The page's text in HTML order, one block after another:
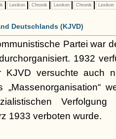
Lexikon Chronik Lexikon Chronik Lexikon
Deutschlands (KJVD)
Partei war
1932
KJVD versuchte auch
1933 verboten wurde.